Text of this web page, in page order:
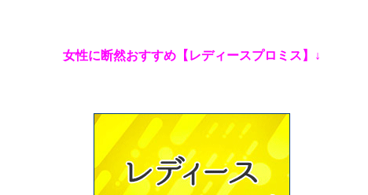
女性に断然おすすめ【レディースプロミス】↓